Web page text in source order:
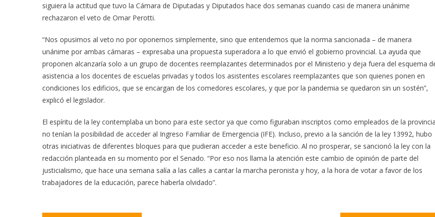
siguiera la actitud que tuvo la Cámara de Diputadas y Diputados hace dos semanas cuando casi de manera unánime
rechazaron el veto de Omar Perotti.
“Nos opusimos al veto no por oponernos simplemente, sino que entendemos que la norma sancionada – de manera
unánime por ambas cámaras – expresaba una propuesta superadora a lo que envió el gobierno provincial. La ayuda que
proponen alcanzaría solo a un grupo de docentes reemplazantes determinados por el Ministerio y deja fuera del esquema
asistencia a los docentes de escuelas privadas y todos los asistentes escolares reemplazantes que son quienes ponen en
condiciones los edificios, que se encargan de los comedores escolares, y que por la pandemia se quedaron sin un sostén”,
explicó el legislador.
El espíritu de la ley contemplaba un bono para este sector ya que como figuraban inscriptos como empleados de la
no tenían la posibilidad de acceder al Ingreso Familiar de Emergencia (IFE). Incluso, previo a la sanción de la ley 13992, hubo
otras iniciativas de diferentes bloques para que pudieran acceder a este beneficio. Al no prosperar, se sancionó la ley con la
redacción planteada en su momento por el Senado. “Por eso nos llama la atención este cambio de opinión de parte del
justicialismo, que hace una semana salía a las calles a cantar la marcha peronista y hoy, a la hora de votar a favor de los
trabajadores de la educación, parece haberla olvidado”.